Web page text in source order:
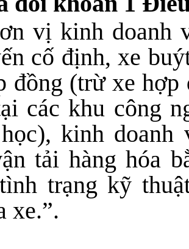
vị kinh doanh
cố định, xe
đồng (trừ xe hợp
các khu công
kinh doanh
tải hàng hóa
trạng kỹ
xe.”.